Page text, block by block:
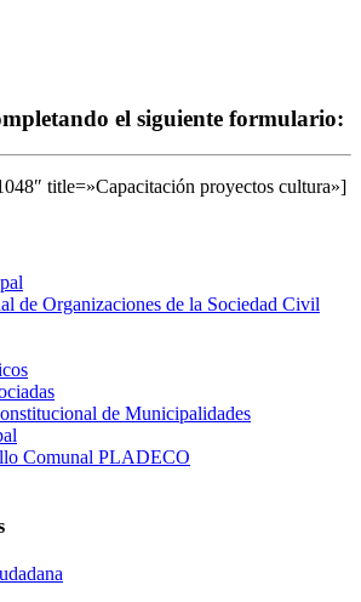
el siguiente formulario:
title=»Capacitación proyectos cultura»]
de Organizaciones de la Sociedad Civil
de Municipalidades
Comunal PLADECO